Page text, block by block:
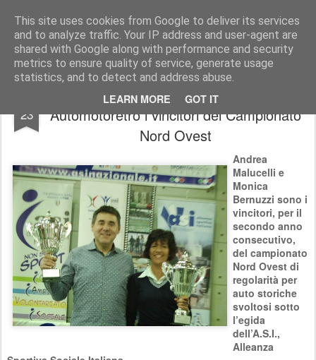
This site uses cookies from Google to deliver its services
and to analyze traffic. Your IP address and user-agent are
shared with Google along with performance and security
metrics to ensure quality of service, generate usage
statistics, and to detect and address abuse.
LEARN MORE GOT IT
AutoMotoCorse. Motorsport Random News 280912
23
Regolarità Auto Storiche: premiati ad
Automotoretrò i vincitori del Campionato
Nord Ovest
Andrea
Malucelli e
Monica
Bernuzzi sono i
vincitori, per il
secondo anno
consecutivo,
del campionato
Nord Ovest di
regolarità per
auto storiche
svoltosi sotto
l’egida
dell’A.S.I.,
Alleanza